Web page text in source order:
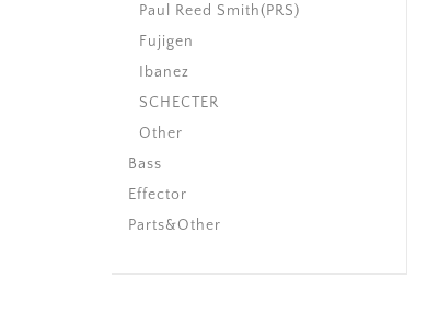
Paul Reed Smith(PRS)
Fujigen
Ibanez
SCHECTER
Other
Bass
Effector
Parts&Other